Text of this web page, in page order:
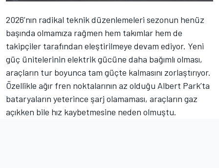
2026’nın radikal teknik düzenlemeleri sezonun henüz
başında olmamıza rağmen hem takımlar hem de
takipçiler tarafından eleştirilmeye devam ediyor. Yeni
güç ünitelerinin elektrik gücüne daha bağımlı olması,
araçların tur boyunca tam güçte kalmasını zorlaştırıyor.
Özellikle ağır fren noktalarının az olduğu Albert Park’ta
bataryaların yeterince şarj olamaması, araçların gaz
açıkken bile hız kaybetmesine neden olmuştu.